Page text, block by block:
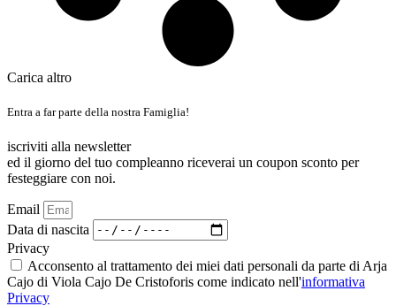
Carica altro
Entra a far parte della nostra Famiglia!
iscriviti alla newsletter
ed il giorno del tuo compleanno riceverai un coupon sconto per
festeggiare con noi.
Email
Data di nascita
Privacy
Acconsento al trattamento dei miei dati personali da parte di Arja
Cajo di Viola Cajo De Cristoforis come indicato nell'informativa
Privacy